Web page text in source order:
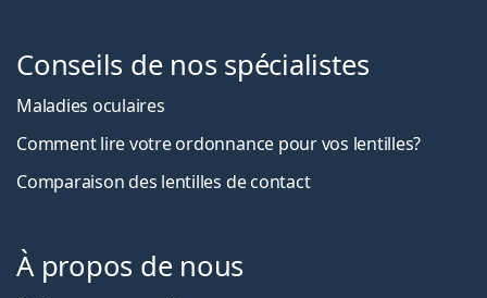
Conseils de nos spécialistes
Maladies oculaires
Comment lire votre ordonnance pour vos lentilles?
Comparaison des lentilles de contact
À propos de nous